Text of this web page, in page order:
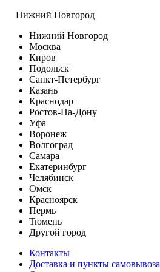
Нижний Новгород
Нижний Новгород
Москва
Киров
Подольск
Санкт-Петербург
Казань
Краснодар
Ростов-На-Дону
Уфа
Воронеж
Волгоград
Самара
Екатеринбург
Челябинск
Омск
Красноярск
Пермь
Тюмень
Другой город
Контакты
Доставка и пункты самовывоза